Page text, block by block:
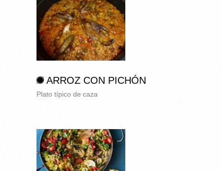
ARROZ CON PICHÓN
Plato típico de caza